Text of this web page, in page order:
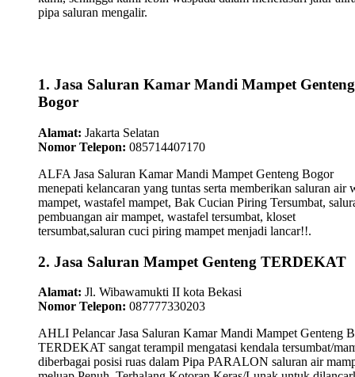
pipa saluran mengalir.
1. Jasa Saluran Kamar Mandi Mampet Genteng
Bogor
Alamat: Jakarta Selatan
Nomor Telepon: 085714407170
ALFA Jasa Saluran Kamar Mandi Mampet Genteng Bogor
menepati kelancaran yang tuntas serta memberikan saluran air
mampet, wastafel mampet, Bak Cucian Piring Tersumbat,
pembuangan air mampet, wastafel tersumbat, kloset
tersumbat,saluran cuci piring mampet menjadi lancar!!.
2. Jasa Saluran Mampet Genteng TERDEKAT
Alamat: Jl. Wibawamukti II kota Bekasi
Nomor Telepon: 087777330203
AHLI Pelancar Jasa Saluran Kamar Mandi Mampet Genteng
TERDEKAT sangat terampil mengatasi kendala tersumbat/
diberbagai posisi ruas dalam Pipa PARALON saluran air